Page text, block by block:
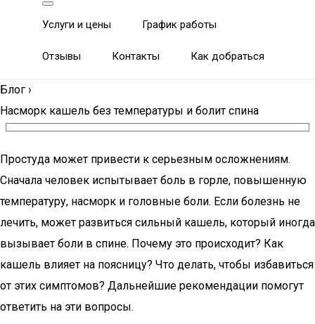
Услуги и цены График работы
Отзывы Контакты Как добраться
Блог ›
Насморк кашель без температуры и болит спина
Простуда может привести к серьезным осложнениям.
Сначала человек испытывает боль в горле, повышенную
температуру, насморк и головные боли. Если болезнь не
лечить, может развиться сильный кашель, который иногда
вызывает боли в спине. Почему это происходит? Как
кашель влияет на поясницу? Что делать, чтобы избавиться
от этих симптомов? Дальнейшие рекомендации помогут
ответить на эти вопросы.